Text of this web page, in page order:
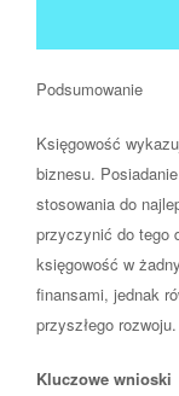
Podsumowanie
Księgowość
biznesu.
stosowania do
przyczynić do tego
księgowość w
finansami, jednak
przyszłego rozwoju.
Kluczowe wnioski